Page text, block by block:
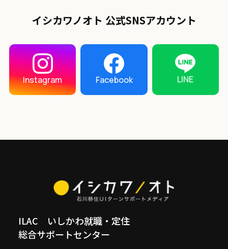
イシカワノオト 公式SNSアカウント
Instagram Facebook LINE
ILAC いしかわ就職・定住
総合サポートセンター